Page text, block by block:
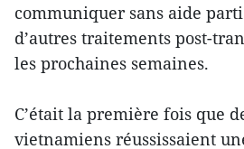
communiquer sans aide
d’autres traitements post-
les prochaines semaines.
C’était la première fois que
vietnamiens réussissaient